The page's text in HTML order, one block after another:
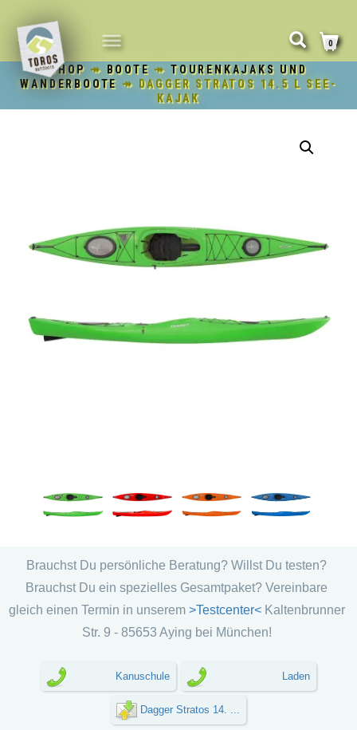
NAVIGATION
UMSCHALTEN
0
SHOP ↠ BOOTE ↠TOURENKAJAKS UND
WANDERBOOTE ↠ DAGGER STRATOS 14.5 L SEE-
KAJAK
Brauchst Du persönliche Beratung? Willst Du testen?
Brauchst Du ein spezielles Gesamtpaket? Vereinbare
gleich einen Termin in unserem>Testcenter< Kaltenbrunner
Str. 9 - 85653 Aying bei München!
Kanuschule Laden
Dagger Stratos 14. ...